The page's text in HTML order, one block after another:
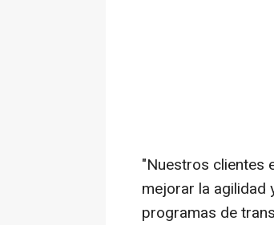
"Nuestros clientes
mejorar la agilidad
programas de